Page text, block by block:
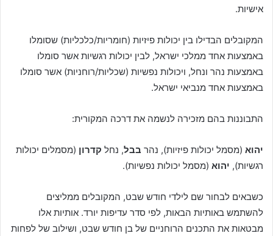
אישיות.
המקובלים הבדילו בין יכולות פיזיות (חומריות/כלכליות) שסומלו
באמצעות אחד ממלכי ישראל, לבין יכולות רגשיות אשר סומלו
באמצעות נהר ונחל, ויכולות נפשיות (שכליות/רוחניות) אשר סומלו
באמצעות אחד מנביאי ישראל.
התבוננות בהם מזכירה לנשמה את דרכה המקורית:
יהוא (מסמל יכולות פיזיות), נהר בבל, נחל קדרון (מסמלים יכולות
רגשיות), יהוא (מסמל יכולות נפשיות).
כשבאים לבחור שם לילדי חודש שבט, המקובלים ממליצים
להשתמש באותיות הבאות, לפי סדר עדיפות יורד. אותיות אלו
מבטאות את התכנים הרוחניים של בן חודש שבט, ושילוב של לפחות